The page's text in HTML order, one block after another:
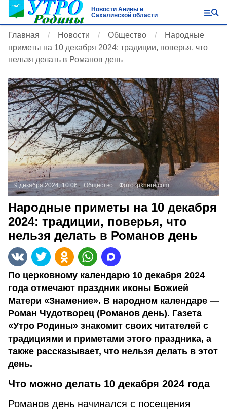
Новости Анивы и
Сахалинской области
Главная Новости Общество
Народные
приметы на 10 декабря 2024: традиции, поверья, что
нельзя делать в Романов день
9 декабря 2024, 10:06 Общество Фото:pxhere.com
Народные приметы на 10 декабря
2024: традиции, поверья, что
нельзя делать в Романов день
По церковному календарю 10 декабря 2024
года отмечают праздник иконы Божией
Матери «Знамение». В народном календаре —
Роман Чудотворец (Романов день). Газета
«Утро Родины» знакомит своих читателей с
традициями и приметами этого праздника, а
также рассказывает, что нельзя делать в этот
день.
Что можно делать 10 декабря 2024 года
Романов день начинался с посещения